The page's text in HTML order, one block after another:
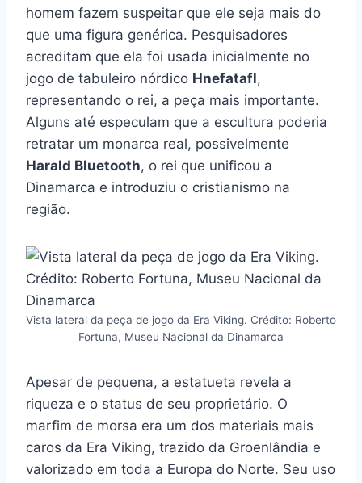
homem fazem suspeitar que ele seja mais do
que uma figura genérica. Pesquisadores
acreditam que ela foi usada inicialmente no
jogo de tabuleiro nórdico Hnefatafl,
representando o rei, a peça mais importante.
Alguns até especulam que a escultura poderia
retratar um monarca real, possivelmente
Harald Bluetooth, o rei que unificou a
Dinamarca e introduziu o cristianismo na
região.
Vista lateral da peça de jogo da Era Viking. Crédito: Roberto
Fortuna, Museu Nacional da Dinamarca
Apesar de pequena, a estatueta revela a
riqueza e o status de seu proprietário. O
marfim de morsa era um dos materiais mais
caros da Era Viking, trazido da Groenlândia e
valorizado em toda a Europa do Norte. Seu uso